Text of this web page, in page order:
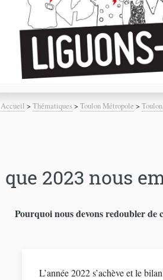
Accueil >Thématiques>Toulon Métropole >
que 2023 nous
Pourquoi nous devons redoubler
L’année 2022 s’achève et le